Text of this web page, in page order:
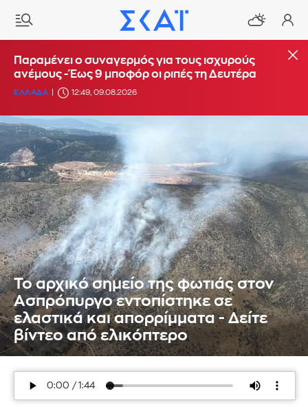
Παραμένει ο συναγερμός για τους ισχυρούς
ανέμους - Έως 9 μποφόρ οι ριπές τη Δευτέρα
ΕΛΛΑΔΑ 12:49, 09.08.2026
Το αρχικό σημείο της φωτιάς στον
Ασπρόπυργο εντοπίστηκε σε
ελαστικά και απορρίμματα - Δείτε
βίντεο από ελικόπτερο